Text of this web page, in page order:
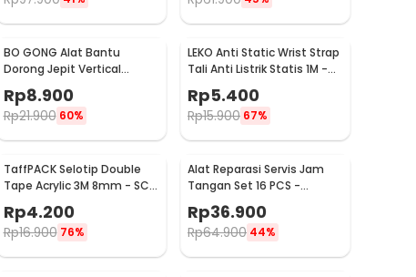
BO GONG Alat Bantu
Dorong Jepit Vertical
Toggle Clamp Hold Down
Handle - GH-13009
Rp8.900
Rp21.900 60%
LEKO Anti Static Wrist Strap
Tali Anti Listrik Statis 1M -
Rp5.400
Rp15.900 67%
TaffPACK Selotip Double
Tape Acrylic 3M 8mm - SC-
Rp4.200
Rp16.900 76%
Alat Reparasi Servis Jam
Tangan Set 16 PCS -
WW082
Rp36.900
Rp64.900 44%